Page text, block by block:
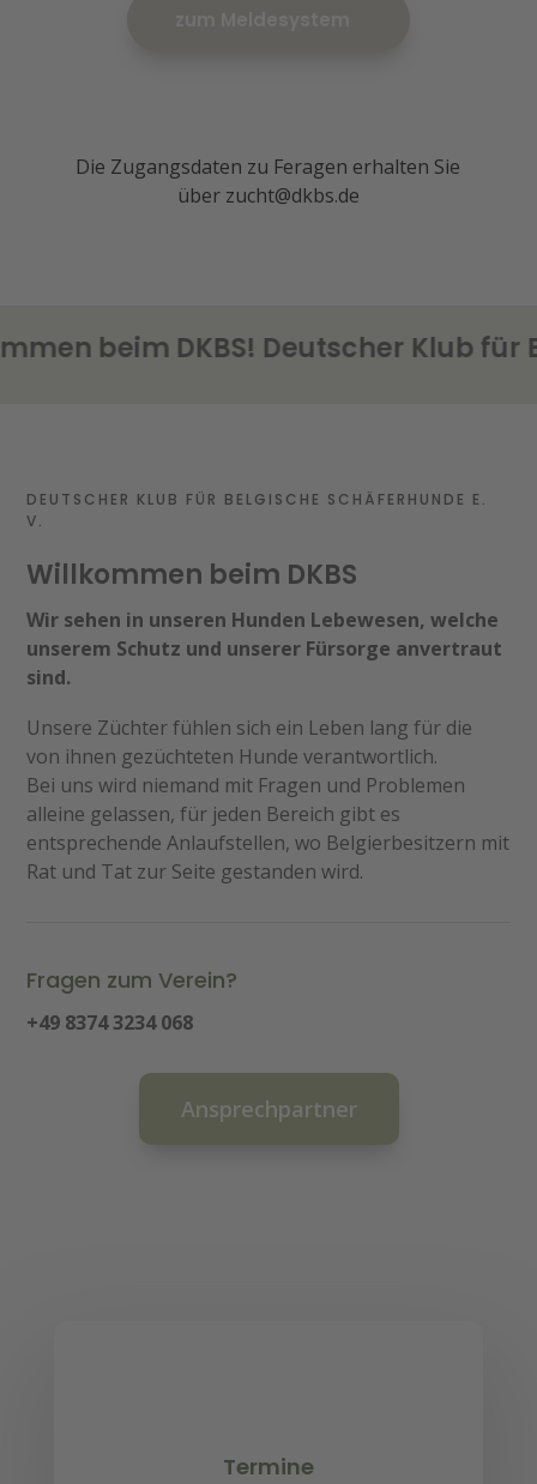
Die Zugangsdaten zu Feragen erhalten Sie
über zucht@dkbs.de
beim DKBS! Deutscher Klub für
DEUTSCHER KLUB FÜR BELGISCHE SCHÄFERHUNDE E.
V.
Willkommen beim DKBS
Wir sehen in unseren Hunden Lebewesen, welche
unserem Schutz und unserer Fürsorge anvertraut
sind.
Unsere Züchter fühlen sich ein Leben lang für die
von ihnen gezüchteten Hunde verantwortlich.
Bei uns wird niemand mit Fragen und Problemen
alleine gelassen, für jeden Bereich gibt es
entsprechende Anlaufstellen, wo Belgierbesitzern mit
Rat und Tat zur Seite gestanden wird.
Fragen zum Verein?
+49 8374 3234 068
Ansprechpartner
Termine